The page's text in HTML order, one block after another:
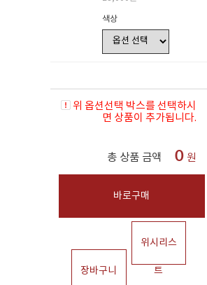
색상
위 옵션선택 박스를 선택하시
면 상품이 추가됩니다.
총 상품 금액 0 원
바로구매
장바구니
위시리스
트